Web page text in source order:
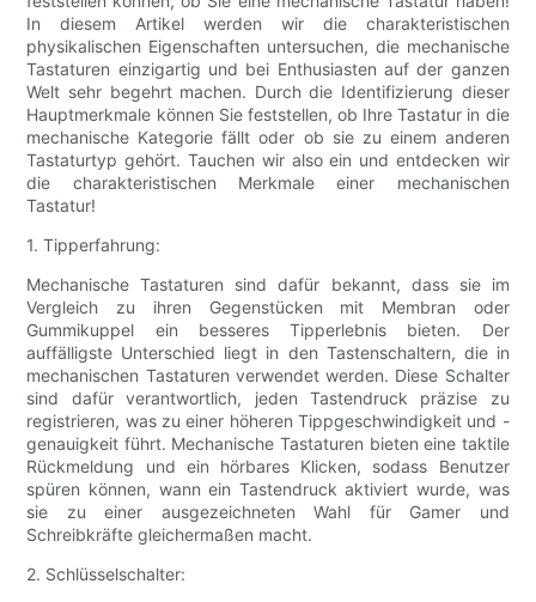
In diesem Artikel werden wir die charakteristischen
physikalischen Eigenschaften untersuchen, die mechanische
Tastaturen einzigartig und bei Enthusiasten auf der ganzen
Welt sehr begehrt machen. Durch die Identifizierung dieser
Hauptmerkmale können Sie feststellen, ob Ihre Tastatur in die
mechanische Kategorie fällt oder ob sie zu einem anderen
Tastaturtyp gehört. Tauchen wir also ein und entdecken wir
die charakteristischen Merkmale einer mechanischen
Tastatur!
1. Tipperfahrung:
Mechanische Tastaturen sind dafür bekannt, dass sie im
Vergleich zu ihren Gegenstücken mit Membran oder
Gummikuppel ein besseres Tipperlebnis bieten. Der
auffälligste Unterschied liegt in den Tastenschaltern, die in
mechanischen Tastaturen verwendet werden. Diese Schalter
sind dafür verantwortlich, jeden Tastendruck präzise zu
registrieren, was zu einer höheren Tippgeschwindigkeit und -
genauigkeit führt. Mechanische Tastaturen bieten eine taktile
Rückmeldung und ein hörbares Klicken, sodass Benutzer
spüren können, wann ein Tastendruck aktiviert wurde, was
sie zu einer ausgezeichneten Wahl für Gamer und
Schreibkräfte gleichermaßen macht.
2. Schlüsselschalter: